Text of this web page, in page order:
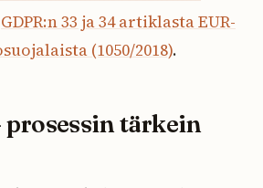
GDPR:n 33 ja 34 artiklasta EUR-
(1050/2018).
tärkein